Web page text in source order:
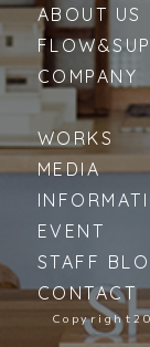
ABOUT US
COMPANY
WORKS
MEDIA
EVENT
STAFF
CONTACT
Copyright